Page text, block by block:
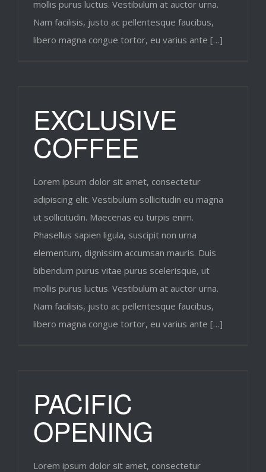
mollis purus luctus. Vestibulum at auctor urna.
Nam facilisis, justo ac pellentesque faucibus,
libero magna congue tortor, eu varius ante […]
EXCLUSIVE
COFFEE
Lorem ipsum dolor sit amet, consectetur
adipiscing elit. Vestibulum sollicitudin eu magna
ut sollicitudin. Maecenas eu turpis enim.
Phasellus sapien ligula, suscipit non urna
elementum, dignissim accumsan mauris. Duis
bibendum purus vitae purus scelerisque, ut
mollis purus luctus. Vestibulum at auctor urna.
Nam facilisis, justo ac pellentesque faucibus,
libero magna congue tortor, eu varius ante […]
PACIFIC
OPENING
Lorem ipsum dolor sit amet, consectetur